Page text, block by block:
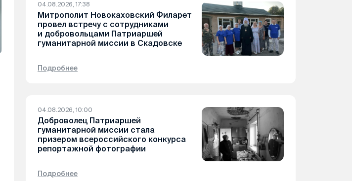
04.08.2026, 17:38
Митрополит Новокаховский Филарет
провел встречу с сотрудниками
и добровольцами Патриаршей
гуманитарной миссии в Скадовске
Подробнее
04.08.2026, 10:00
Доброволец Патриаршей
гуманитарной миссии стала
призером всероссийского конкурса
репортажной фотографии
Подробнее